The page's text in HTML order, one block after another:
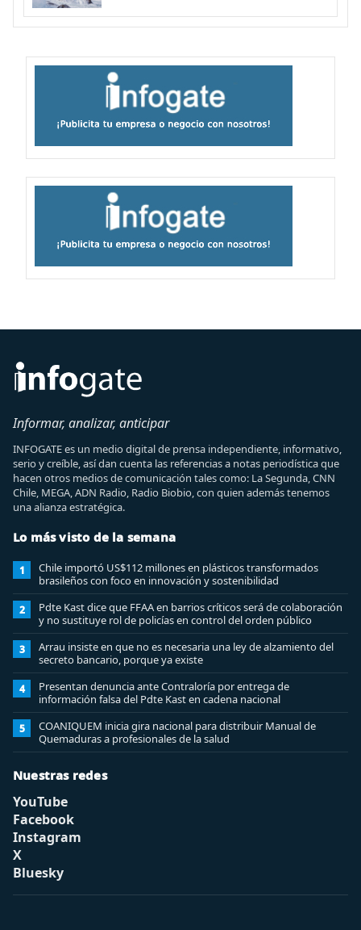
Informar, analizar, anticipar
INFOGATE es un medio digital de prensa independiente, informativo,
serio y creíble, así dan cuenta las referencias a notas periodística que
hacen otros medios de comunicación tales como: La Segunda, CNN
Chile, MEGA, ADN Radio, Radio Biobio, con quien además tenemos
una alianza estratégica.
Lo más visto de la semana
1
Chile importó US$112 millones en plásticos transformados
brasileños con foco en innovación y sostenibilidad
2
Pdte Kast dice que FFAA en barrios críticos será de colaboración
y no sustituye rol de policías en control del orden público
3
Arrau insiste en que no es necesaria una ley de alzamiento del
secreto bancario, porque ya existe
4
Presentan denuncia ante Contraloría por entrega de
información falsa del Pdte Kast en cadena nacional
5
COANIQUEM inicia gira nacional para distribuir Manual de
Quemaduras a profesionales de la salud
Nuestras redes
YouTube
Facebook
Instagram
X
Bluesky